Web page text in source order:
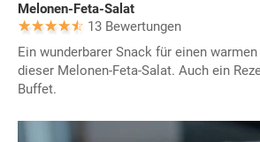
Melonen-Feta-Salat
13 Bewertungen
Ein wunderbarer Snack für einen
dieser Melonen-Feta-Salat. Auch ein
Buffet.